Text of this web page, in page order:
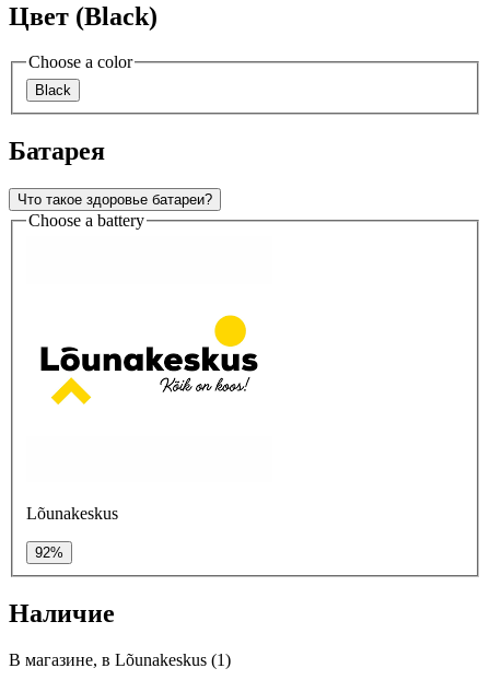
Цвет (Black)
Choose a color
Black
Батарея
Что такое здоровье батареи?
Choose a battery
Lõunakeskus
92%
Наличие
В магазине, в Lõunakeskus (1)